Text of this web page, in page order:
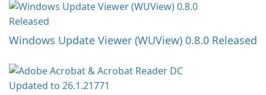
Windows Update Viewer (WUView) 0.8.0 Released